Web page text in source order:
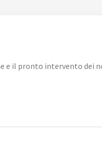
e il pronto intervento dei